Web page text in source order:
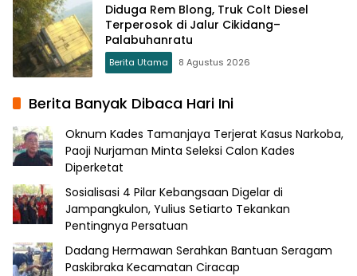
Diduga Rem Blong, Truk Colt Diesel
Terperosok di Jalur Cikidang–
Palabuhanratu
Berita Utama 8 Agustus 2026
Berita Banyak Dibaca Hari Ini
Oknum Kades Tamanjaya Terjerat Kasus Narkoba,
Paoji Nurjaman Minta Seleksi Calon Kades
Diperketat
Sosialisasi 4 Pilar Kebangsaan Digelar di
Jampangkulon, Yulius Setiarto Tekankan
Pentingnya Persatuan
Dadang Hermawan Serahkan Bantuan Seragam
Paskibraka Kecamatan Ciracap